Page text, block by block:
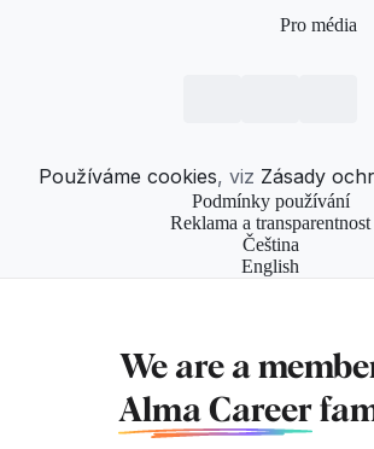
Pro média
Používáme cookies, viz Zásady
Podmínky používání
Reklama a transparentnost
Čeština
English
We are a
Alma Career